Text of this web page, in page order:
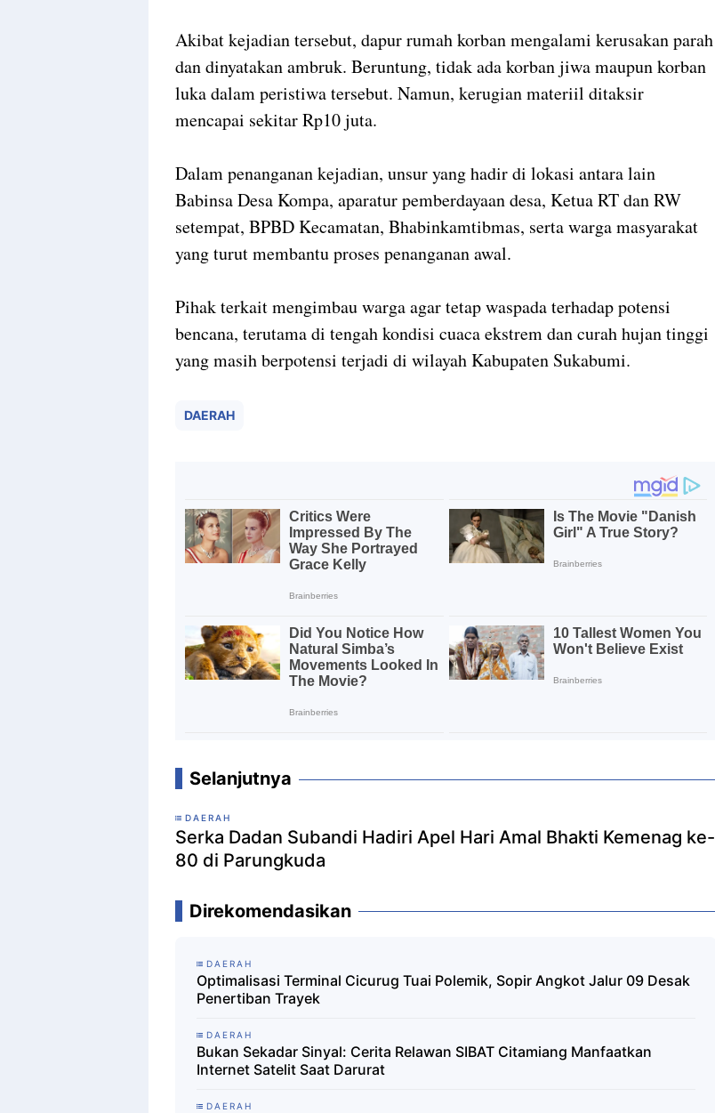
Akibat kejadian tersebut, dapur rumah korban mengalami kerusakan parah
dan dinyatakan ambruk. Beruntung, tidak ada korban jiwa maupun korban
luka dalam peristiwa tersebut. Namun, kerugian materiil ditaksir
mencapai sekitar Rp10 juta.
Dalam penanganan kejadian, unsur yang hadir di lokasi antara lain
Babinsa Desa Kompa, aparatur pemberdayaan desa, Ketua RT dan RW
setempat, BPBD Kecamatan, Bhabinkamtibmas, serta warga masyarakat
yang turut membantu proses penanganan awal.
Pihak terkait mengimbau warga agar tetap waspada terhadap potensi
bencana, terutama di tengah kondisi cuaca ekstrem dan curah hujan tinggi
yang masih berpotensi terjadi di wilayah Kabupaten Sukabumi.
DAERAH
Selanjutnya
DAERAH
Serka Dadan Subandi Hadiri Apel Hari Amal Bhakti Kemenag ke-
80 di Parungkuda
Direkomendasikan
DAERAH
Optimalisasi Terminal Cicurug Tuai Polemik, Sopir Angkot Jalur 09 Desak
Penertiban Trayek
DAERAH
Bukan Sekadar Sinyal: Cerita Relawan SIBAT Citamiang Manfaatkan
Internet Satelit Saat Darurat
DAERAH